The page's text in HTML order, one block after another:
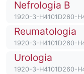
Titolo del corso
Nefrologia B
Codice identificativo
1920-3-H4101D260-
Titolo del corso
Reumatologia
Codice identificativo
1920-3-H4101D260-
Titolo del corso
Urologia
Codice identificativo
1920-3-H4101D260-